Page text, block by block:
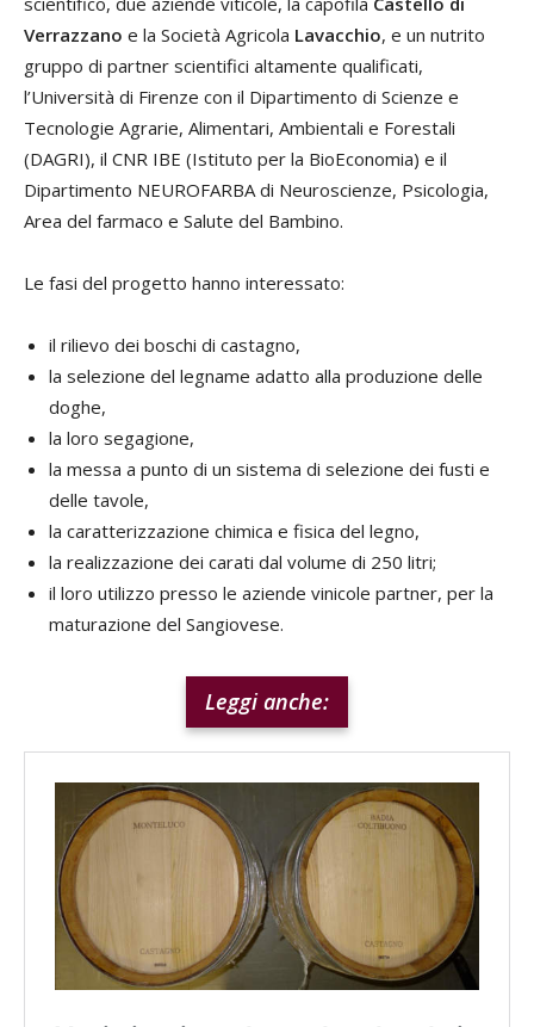
Verrazzano e la Società Agricola Lavacchio, e un nutrito
gruppo di partner scientifici altamente qualificati,
l’Università di Firenze con il Dipartimento di Scienze e
Tecnologie Agrarie, Alimentari, Ambientali e Forestali
(DAGRI), il CNR IBE (Istituto per la BioEconomia) e il
Dipartimento NEUROFARBA di Neuroscienze, Psicologia,
Area del farmaco e Salute del Bambino.
Le fasi del progetto hanno interessato:
il rilievo dei boschi di castagno,
la selezione del legname adatto alla produzione delle
doghe,
la loro segagione,
la messa a punto di un sistema di selezione dei fusti e
delle tavole,
la caratterizzazione chimica e fisica del legno,
la realizzazione dei carati dal volume di 250 litri;
il loro utilizzo presso le aziende vinicole partner, per la
maturazione del Sangiovese.
Leggi anche: